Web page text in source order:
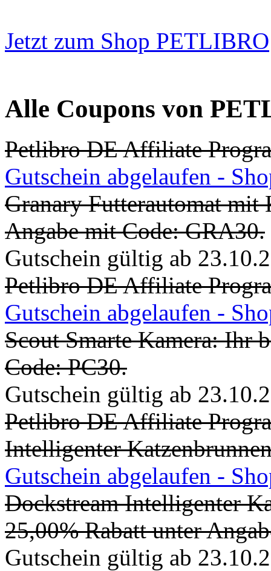
Jetzt zum Shop PETLIBRO
Alle Coupons von
Petlibro DE Affiliate
Gutschein abgelaufen -
Granary Futterautomat mit
Angabe mit Code: GRA30.
Gutschein gültig ab
Petlibro DE Affiliate
Gutschein abgelaufen -
Scout Smarte Kamera: Ihr
Code: PC30.
Gutschein gültig ab
Petlibro DE Affiliate
Intelligenter
Gutschein abgelaufen -
Dockstream Intelligenter
25,00% Rabatt unter
Gutschein gültig ab